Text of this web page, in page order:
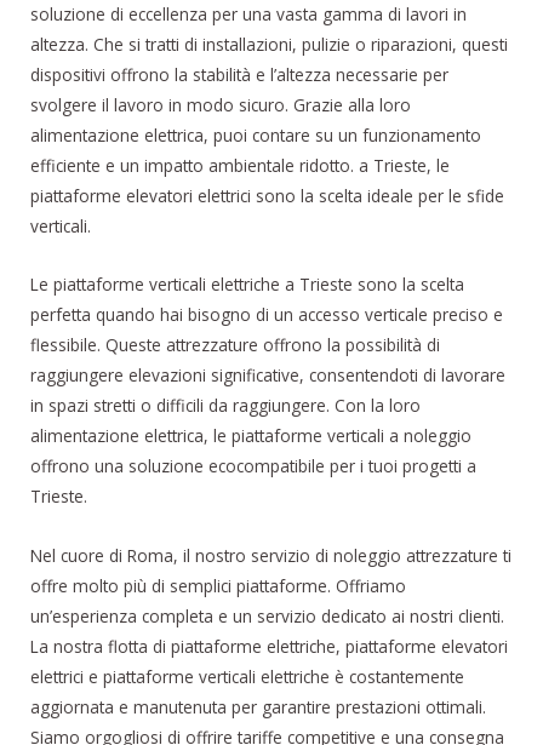
soluzione di eccellenza per una vasta gamma di lavori in
altezza. Che si tratti di installazioni, pulizie o riparazioni, questi
dispositivi offrono la stabilità e l’altezza necessarie per
svolgere il lavoro in modo sicuro. Grazie alla loro
alimentazione elettrica, puoi contare su un funzionamento
efficiente e un impatto ambientale ridotto. a Trieste, le
piattaforme elevatori elettrici sono la scelta ideale per le sfide
verticali.
Le piattaforme verticali elettriche a Trieste sono la scelta
perfetta quando hai bisogno di un accesso verticale preciso e
flessibile. Queste attrezzature offrono la possibilità di
raggiungere elevazioni significative, consentendoti di lavorare
in spazi stretti o difficili da raggiungere. Con la loro
alimentazione elettrica, le piattaforme verticali a noleggio
offrono una soluzione ecocompatibile per i tuoi progetti a
Trieste.
Nel cuore di Roma, il nostro servizio di noleggio attrezzature ti
offre molto più di semplici piattaforme. Offriamo
un’esperienza completa e un servizio dedicato ai nostri clienti.
La nostra flotta di piattaforme elettriche, piattaforme elevatori
elettrici e piattaforme verticali elettriche è costantemente
aggiornata e manutenuta per garantire prestazioni ottimali.
Siamo orgogliosi di offrire tariffe competitive e una consegna